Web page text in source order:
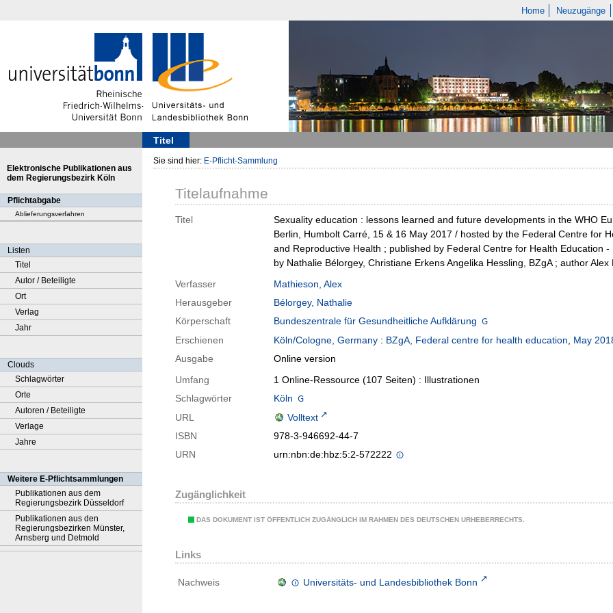
Home Neuzugänge
Titel
Elektronische Publikationen aus
dem Regierungsbezirk Köln
Pflichtabgabe
Ablieferungsverfahren
Listen
Titel
Autor / Beteiligte
Ort
Verlag
Jahr
Clouds
Schlagwörter
Orte
Autoren / Beteiligte
Verlage
Jahre
Weitere E-Pflichtsammlungen
Publikationen aus dem
Regierungsbezirk Düsseldorf
Publikationen aus den
Regierungsbezirken Münster,
Arnsberg und Detmold
Sie sind hier: E-Pflicht-Sammlung
Titelaufnahme
Titel
Sexuality education : lessons learned and future developments in the WHO
Berlin, Humbolt Carré, 15 & 16 May 2017 / hosted by the Federal Centre for
and Reproductive Health ; published by Federal Centre for Health Education
by Nathalie Bélorgey, Christiane Erkens Angelika Hessling, BZgA ; author
Verfasser
Mathieson, Alex
Herausgeber
Bélorgey, Nathalie
Körperschaft
Bundeszentrale für Gesundheitliche Aufklärung
Erschienen
Köln/Cologne, Germany : BZgA, Federal centre for health education, May
Ausgabe
Online version
Umfang
1 Online-Ressource (107 Seiten) : Illustrationen
Schlagwörter
Köln
URL
Volltext
ISBN
978-3-946692-44-7
URN
urn:nbn:de:hbz:5:2-572222
Zugänglichkeit
DAS DOKUMENT IST ÖFFENTLICH ZUGÄNGLICH IM RAHMEN DES DEUTSCHEN URHEBERRECHTS.
Links
Nachweis Universitäts- und Landesbibliothek Bonn